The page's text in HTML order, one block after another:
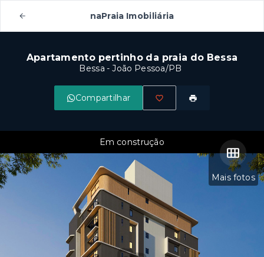
naPraia Imobiliária
Apartamento pertinho da praia do Bessa
Bessa - João Pessoa/PB
Compartilhar
Mais fotos
Em construção